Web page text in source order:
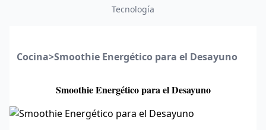
Tecnología
Cocina>Smoothie Energético para el Desayuno
Smoothie Energético para el Desayuno